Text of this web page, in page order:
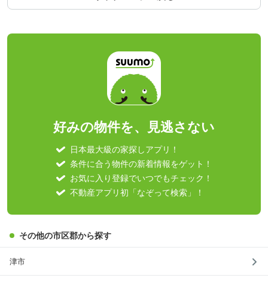
好みの物件を、見逃さない
日本最大級の家探しアプリ！
条件に合う物件の新着情報をゲット！
お気に入り登録でいつでもチェック！
不動産アプリ初「なぞって検索」！
その他の市区郡から探す
津市